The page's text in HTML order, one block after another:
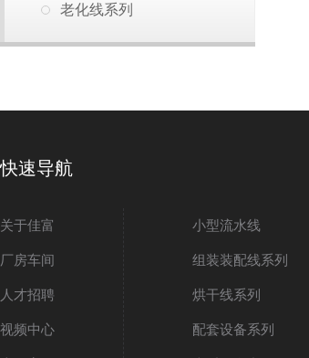
老化线系列
快速导航
关于佳富
厂房车间
人才招聘
视频中心
小型流水线
组装装配线系列
烘干线系列
配套设备系列